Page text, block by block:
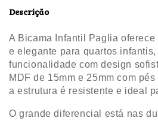
Descrição
A Bicama Infantil Paglia
e elegante para quartos
funcionalidade com design
MDF de 15mm e 25mm com
a estrutura é resistente e ideal
O grande diferencial está nas